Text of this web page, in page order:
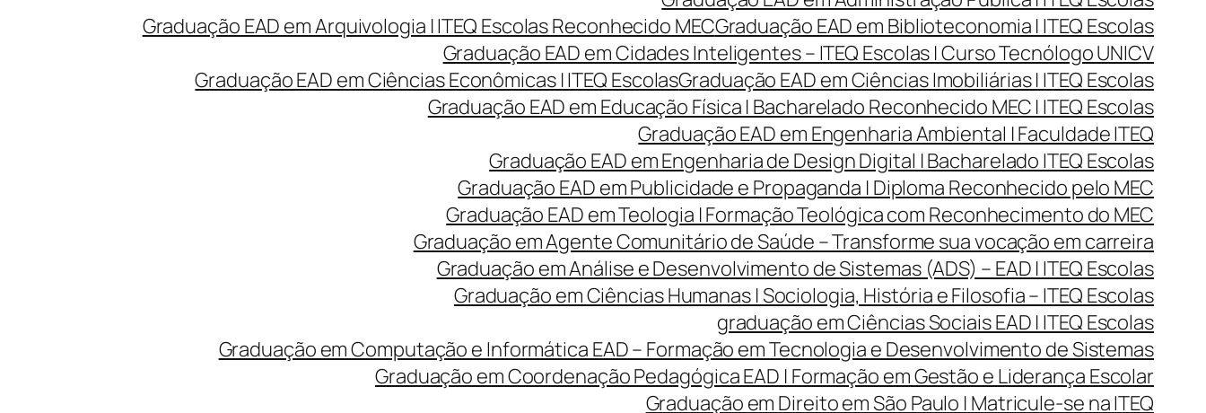
Graduação EAD em Arquivologia | ITEQ Escolas Reconhecido MECGraduação EAD em Biblioteconomia | ITEQ Escolas
Graduação EAD em Cidades Inteligentes – ITEQ Escolas | Curso Tecnólogo UNICV
Graduação EAD em Ciências Econômicas | ITEQ EscolasGraduação EAD em Ciências Imobiliárias | ITEQ Escolas
Graduação EAD em Educação Física | Bacharelado Reconhecido MEC | ITEQ Escolas
Graduação EAD em Engenharia Ambiental | Faculdade ITEQ
Graduação EAD em Engenharia de Design Digital | Bacharelado ITEQ Escolas
Graduação EAD em Publicidade e Propaganda | Diploma Reconhecido pelo MEC
Graduação EAD em Teologia | Formação Teológica com Reconhecimento do MEC
Graduação em Agente Comunitário de Saúde – Transforme sua vocação em carreira
Graduação em Análise e Desenvolvimento de Sistemas (ADS) – EAD | ITEQ Escolas
Graduação em Ciências Humanas | Sociologia, História e Filosofia – ITEQ Escolas
graduação em Ciências Sociais EAD | ITEQ Escolas
Graduação em Computação e Informática EAD – Formação em Tecnologia e Desenvolvimento de Sistemas
Graduação em Coordenação Pedagógica EAD | Formação em Gestão e Liderança Escolar
Graduação em Direito em São Paulo | Matricule-se na ITEQ